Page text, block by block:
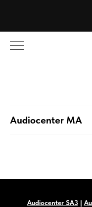
Audiocenter MA
Audiocenter SA3|